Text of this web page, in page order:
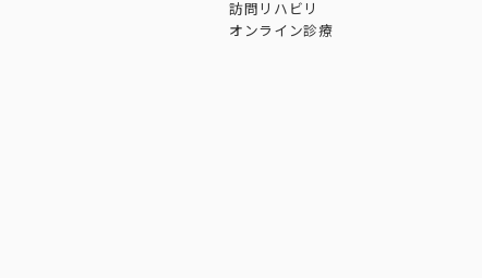
訪問リハビリ
オンライン診療